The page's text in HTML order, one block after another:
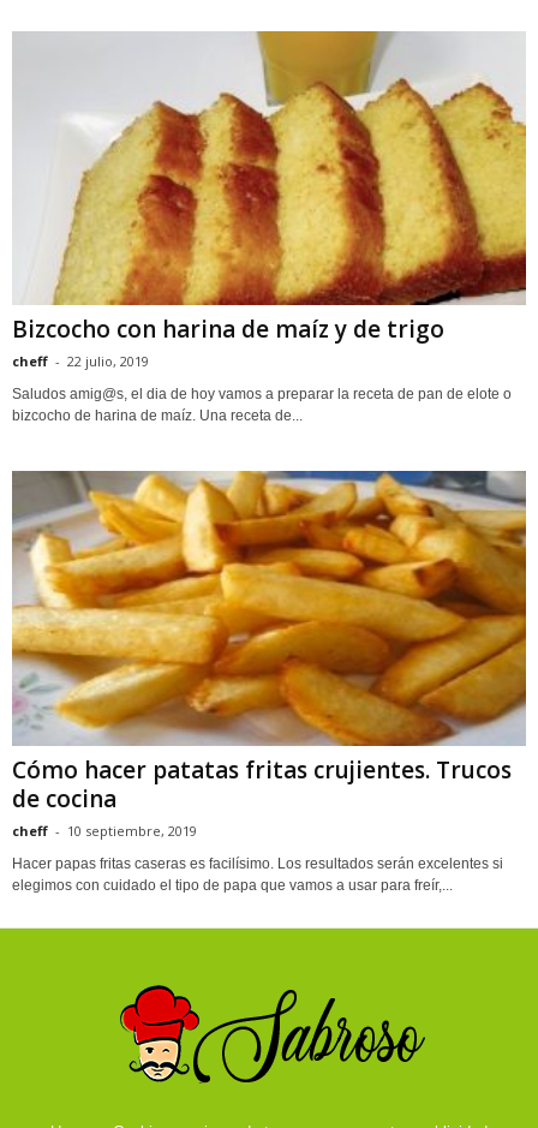
Bizcocho con harina de maíz y de trigo
cheff - 22 julio, 2019
Saludos amig@s, el dia de hoy vamos a preparar la receta de pan de elote o
bizcocho de harina de maíz. Una receta de...
Cómo hacer patatas fritas crujientes. Trucos
de cocina
cheff - 10 septiembre, 2019
Hacer papas fritas caseras es facilísimo. Los resultados serán excelentes si
elegimos con cuidado el tipo de papa que vamos a usar para freír,...